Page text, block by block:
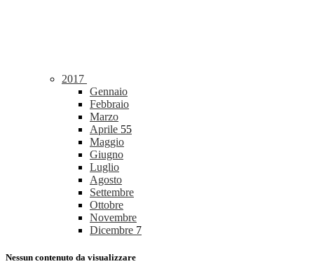
2017
Gennaio
Febbraio
Marzo
Aprile 55
Maggio
Giugno
Luglio
Agosto
Settembre
Ottobre
Novembre
Dicembre 7
Nessun contenuto da visualizzare